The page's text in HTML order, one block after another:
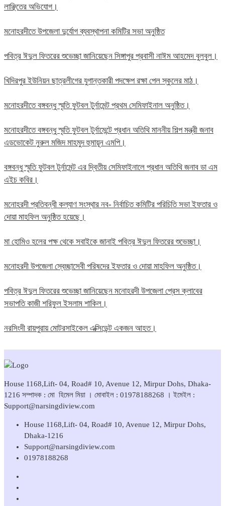
লাঞ্ছিতের অভিযোগ।
মনোহরদীতে উপজেলা দুর্যোগ ব্যবস্থাপনা কমিটির সভা অনুষ্ঠিত
পবিত্র ঈদুল ফিতরের শুভেচ্ছা জানিয়েছেন সিঙ্গাপুর প্রবাসী নাঈম আহমেদ বুলবুল।
খিদিরপুর ইউনিয়ন ছাত্রলীগের যুগান্তকারী পদক্ষেপ রক্ষা পেল স্কুলের মাঠ।
মনোহরদীতে বঙ্গবন্ধু স্মৃতি ফুটবল টুর্নামেন্ট প্রথম সেমিফাইনাল অনুষ্ঠিত।
মনোহরদীতে বঙ্গবন্ধু স্মৃতি ফুটবল টুর্নামেন্টে প্রধান অতিথি মাননীয় শিল্প মন্ত্রী জনাব
এডভোকেট নুরুল মজিদ মাহমুদ হুমায়ূন এমপি।
বঙ্গবন্ধু স্মৃতি ফুটবল টুর্নামেন্ট এর দ্বিতীয় সেমিফাইনালে প্রধান অতিথি জনাব ডা এম
এইচ কবির।
মনোহরদী প্রতিবন্ধী কল্যাণ সংস্থার নব- নির্বাচিত কমিটির পরিচিতি সভা ইফতার ও
দোয়া মাহফিল অনুষ্ঠিত হয়েছে।
মা হোমিও হলের পক্ষ থেকে সবাইকে জানাই পবিত্র ঈদুল ফিতরের শুভেচ্ছা।
মনোহরদী উপজেলা স্বেচ্ছাসেবী পরিষদের ইফতার ও দোয়া মাহফিল অনুষ্ঠিত।
পবিত্র ঈদুল ফিতরের শুভেচ্ছা জানিয়েছেন মনোহরদী উপজেলা প্রেস ক্লাবের
সভাপতি কাজী শরিফুল ইসলাম শাকিল।
নরসিংদী রায়পুরায় মোটরসাইকেল এক্সিডেন্ট একজন আহত।
House 1168,Lift- 04, Road# 10, Avenue 12, Mirpur Dohs, Dhaka-
1216 সম্পাদক : মো হিমেল মিয়া । মোবাইল : 01978188268 । ইমেইল :
Support@narsingdiview.com
House 1168,Lift- 04, Road# 10, Avenue 12, Mirpur Dohs,
Dhaka-1216
Support@narsingdiview.com
01978188268